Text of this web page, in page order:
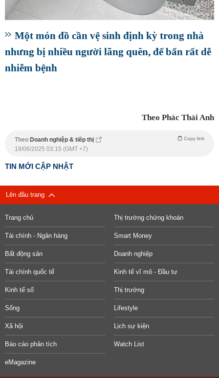
Một món đồ cần vệ sinh định kỳ trong nhà
nhưng bị nhiều người lãng quên, để bẩn rất dễ
nhiễm bệnh
Theo Phác Thái Anh
Theo Doanh nghiệp & tiếp thị Copy link
18/06/2025 03:15 (GMT +7)
TIN MỚI CẬP NHẬT
Lên đầu trang
Trang chủ Thị trường chứng khoán
Tài chính - Ngân hàng Smart Money
Bất động sản Doanh nghiệp
Tài chính quốc tế Kinh tế vĩ mô - Đầu tư
Kinh tế số Thị trường
Sống Lifestyle
Xã hội Lịch sự kiện
Báo cáo phân tích Watch List
eMagazine